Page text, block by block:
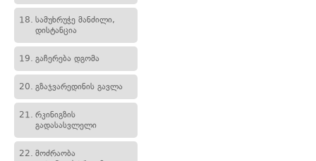
18. სამუხრუჭე მანძილი,
დისტანცია
19. გაჩერება დგომა
20. გზაჯვარედინის გავლა
21. რკინიგზის
გადასასვლელი
22. მოძრაობა